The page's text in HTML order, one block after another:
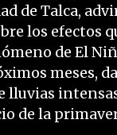
de Talca,
los efectos
de El
meses,
lluvias
de la